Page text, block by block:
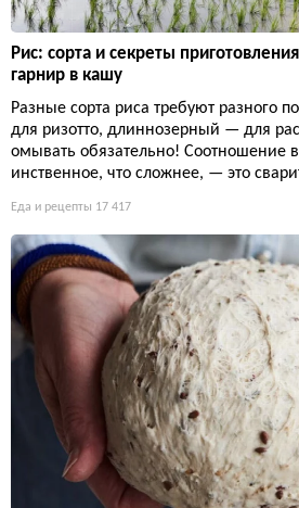
Рис: сорта и секреты
гарнир в кашу
Разные сорта риса требуют разного
для ризотто, длиннозерный — для
омывать обязательно! Соотношение
инственное, что сложнее, — это
Еда и рецепты 17 417